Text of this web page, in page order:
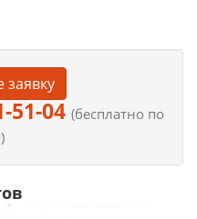
заявку
51-04 (бесплатно по